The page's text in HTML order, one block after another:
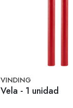
VINDING
Vela - 1 unidad